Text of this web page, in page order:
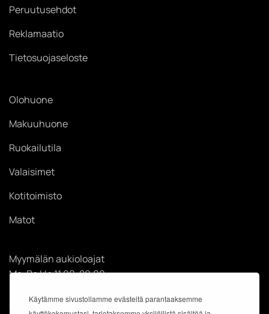
Käytämme sivustollamme evästeitä parantaaksemme
Peruutusehdot
Reklamaatio
Tietosuojaseloste
Olohuone
Makuuhuone
Ruokailutila
Valaisimet
Kotitoimisto
Matot
Myymälän aukioloajat
Ma-Pe klo 11.00-20.00
Su klo 12.00-18.00